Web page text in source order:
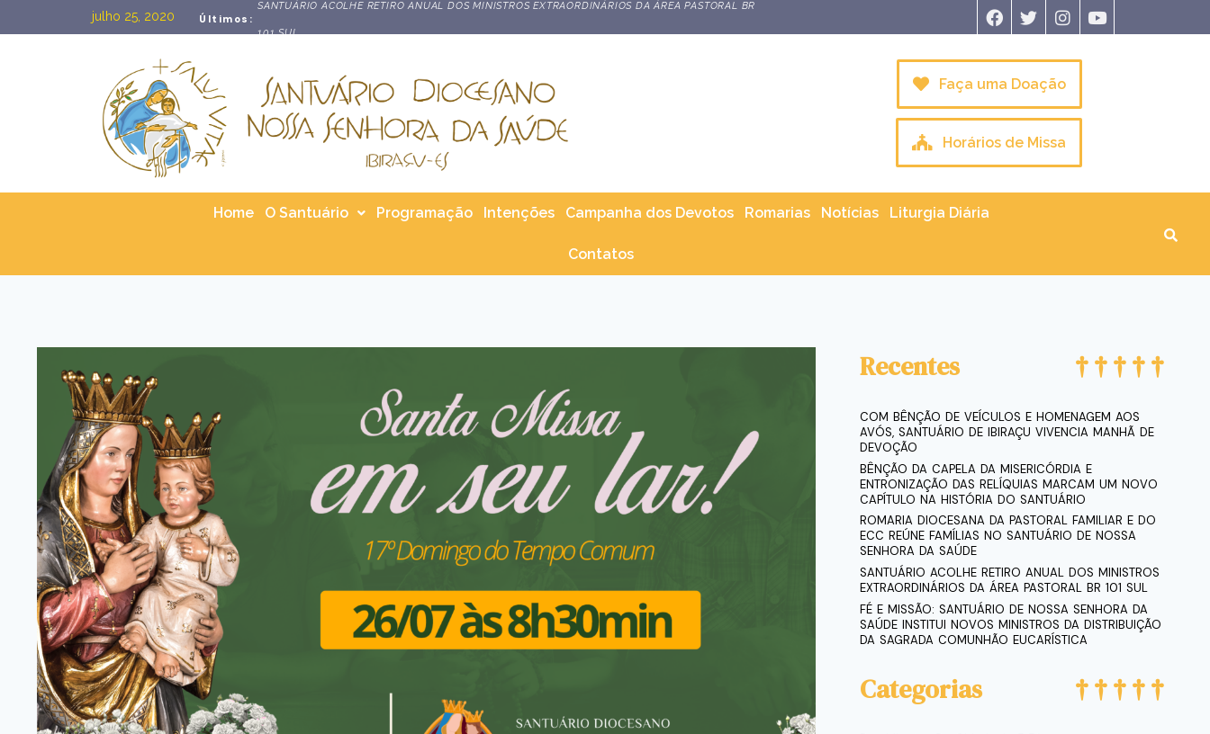
julho 25, 2020 Últimos:
SANTUÁRIO ACOLHE RETIRO ANUAL DOS MINISTROS EXTRAORDINÁRIOS DA ÁREA PASTORAL BR
101 SUL
Faça uma Doação
Horários de Missa
Home O Santuário Programação Intenções Campanha dos Devotos Romarias Notícias Liturgia Diária
Contatos
Recentes
COM BÊNÇÃO DE VEÍCULOS E HOMENAGEM AOS
AVÓS, SANTUÁRIO DE IBIRAÇU VIVENCIA MANHÃ DE
DEVOÇÃO
BÊNÇÃO DA CAPELA DA MISERICÓRDIA E
ENTRONIZAÇÃO DAS RELÍQUIAS MARCAM UM NOVO
CAPÍTULO NA HISTÓRIA DO SANTUÁRIO
ROMARIA DIOCESANA DA PASTORAL FAMILIAR E DO
ECC REÚNE FAMÍLIAS NO SANTUÁRIO DE NOSSA
SENHORA DA SAÚDE
SANTUÁRIO ACOLHE RETIRO ANUAL DOS MINISTROS
EXTRAORDINÁRIOS DA ÁREA PASTORAL BR 101 SUL
FÉ E MISSÃO: SANTUÁRIO DE NOSSA SENHORA DA
SAÚDE INSTITUI NOVOS MINISTROS DA DISTRIBUIÇÃO
DA SAGRADA COMUNHÃO EUCARÍSTICA
Categorias